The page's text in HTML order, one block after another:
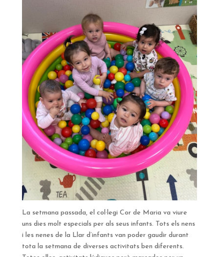
La setmana passada, el col·legi Cor de Maria va viure
uns dies molt especials per als seus infants. Tots els nens
i les nenes de la Llar d’infants van poder gaudir durant
tota la setmana de diverses activitats ben diferents.